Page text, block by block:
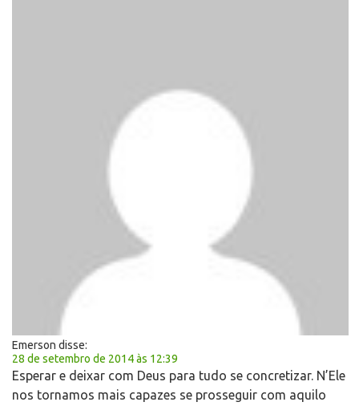
Emerson disse:
28 de setembro de 2014 às 12:39
Esperar e deixar com Deus para tudo se concretizar. N’Ele
nos tornamos mais capazes se prosseguir com aquilo